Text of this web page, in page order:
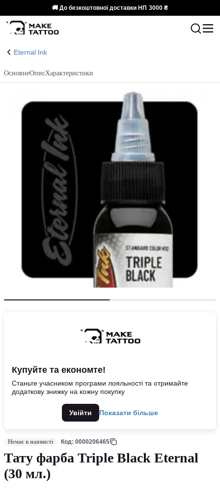
🚚 До безкоштовної доставки НП 3000 ₴
Eternal Ink
ОсновнеОписХарактеристики
Купуйте та економте!
Станьте учасником програми лояльності та отримайте
додаткову знижку на кожну покупку
Увійти Показати більше
Немає в наявнсті Код: 0000206465
Тату фарба Triple Black Eternal
(30 мл.)